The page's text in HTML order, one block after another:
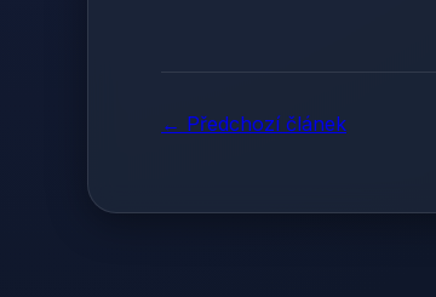
← Předchozí článek